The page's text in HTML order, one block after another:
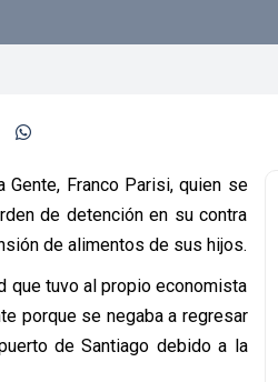
Franco Parisi, quien se
de detención en su contra
de alimentos de sus hijos.
que tuvo al propio economista
porque se negaba a regresar
de Santiago debido a la